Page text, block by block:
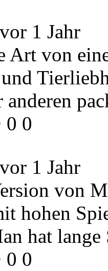
vor 1 Jahr
Art von
anderen
0 0
vor 1 Jahr
von
hohen
hat lange
0 0